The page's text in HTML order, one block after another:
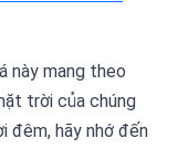
này mang theo
trời của chúng
đêm, hãy nhớ đến